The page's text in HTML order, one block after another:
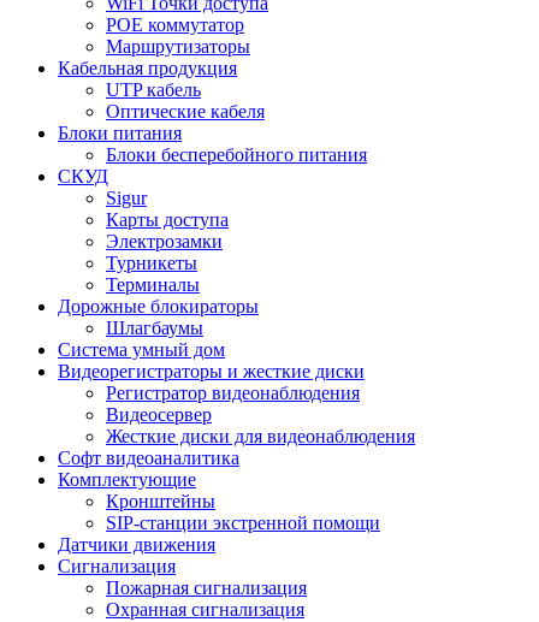
POE коммутатор
Маршрутизаторы
Кабельная продукция
UTP кабель
Оптические кабеля
Блоки питания
Блоки бесперебойного питания
СКУД
Sigur
Карты доступа
Электрозамки
Турникеты
Терминалы
Дорожные блокираторы
Шлагбаумы
Cистема умный дом
Видеорегистраторы и жесткие диски
Регистратор видеонаблюдения
Видеосервер
Жесткие диски для видеонаблюдения
Софт видеоаналитика
Комплектующие
Кронштейны
SIP-станции экстренной помощи
Датчики движения
Сигнализация
Пожарная сигнализация
Охранная сигнализация